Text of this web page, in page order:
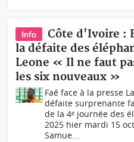
Info
Côte d'Ivoire :
la défaite des
Leone « Il ne faut
les six nouveaux »
Faé face à la presse
défaite surprenante
de la 4ᵉ journée des
2025 hier mardi 15
Samue...